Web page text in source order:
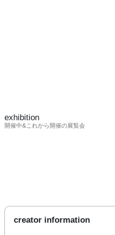
exhibition
開催中&これから開催の展覧会
creator information